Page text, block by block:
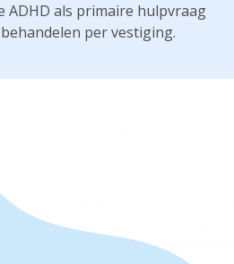
ADHD als primaire hulpvraag
per vestiging.